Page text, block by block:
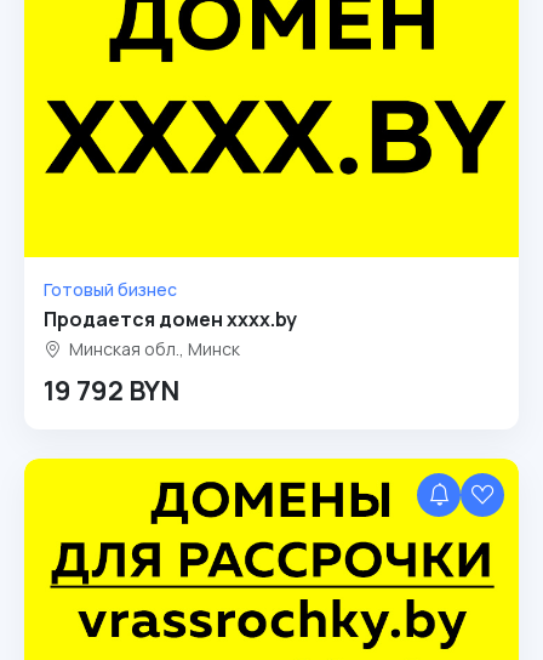
Готовый бизнес
Продается домен xxxx.by
Минская обл., Минск
19 792 BYN